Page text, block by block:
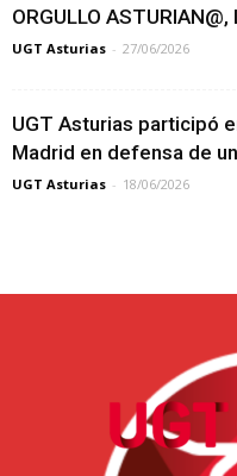
ORGULLO ASTURIAN@,
UGT Asturias - 27/06/2026
UGT Asturias participó
Madrid en defensa de
UGT Asturias - 18/06/2026